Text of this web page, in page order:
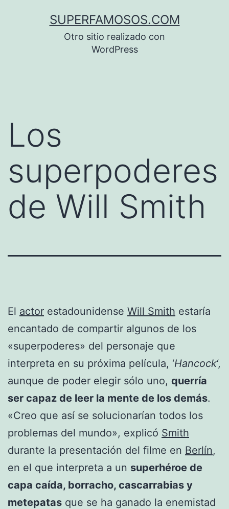
SUPERFAMOSOS.COM
Otro sitio realizado con
WordPress
Los
superpoderes
de Will Smith
El actor estadounidense Will Smith estaría
encantado de compartir algunos de los
«superpoderes» del personaje que
interpreta en su próxima película, ‘Hancock‘,
aunque de poder elegir sólo uno, querría
ser capaz de leer la mente de los demás.
«Creo que así se solucionarían todos los
problemas del mundo», explicó Smith
durante la presentación del filme en Berlín,
en el que interpreta a un superhéroe de
capa caída, borracho, cascarrabias y
metepatas que se ha ganado la enemistad